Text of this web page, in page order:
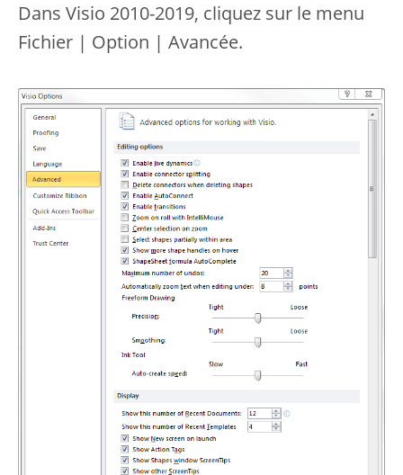
Dans Visio 2010-2019, cliquez sur le menu
Fichier | Option | Avancée.